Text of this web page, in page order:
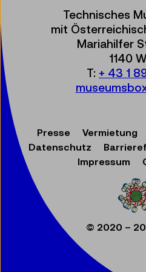
Technisches
mit
Mariahilfer
1140
T: + 43 1
Presse Vermietung
Datenschutz
Impressum
© 2020 –